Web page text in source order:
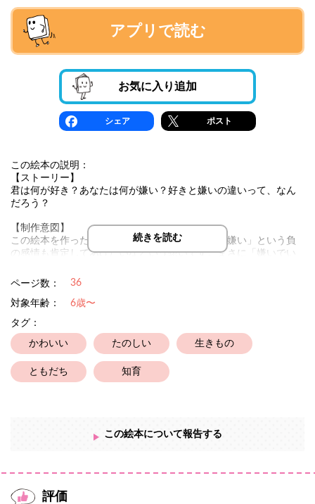
アプリで読む
お気に入り追加
シェア ポスト
この絵本の説明：
【ストーリー】
君は何が好き？あなたは何が嫌い？好きと嫌いの違いって、なん
だろう？
【制作意図】
この絵本を作った理由は「好き」と同じように「嫌い」という負
の感情も肯定してあげたいなという想いです。まさに「嫌いでい
続きを読む
ページ数： 36
対象年齢：
6歳〜
タグ：
かわいい たのしい 生きもの
ともだち 知育
この絵本について報告する
評価